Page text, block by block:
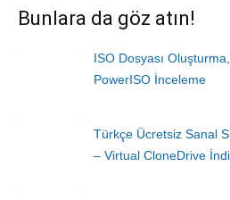
Bunlara da göz atın!
ISO Dosyası
PowerISO İnceleme
Türkçe Ücretsiz Sanal
– Virtual CloneDrive